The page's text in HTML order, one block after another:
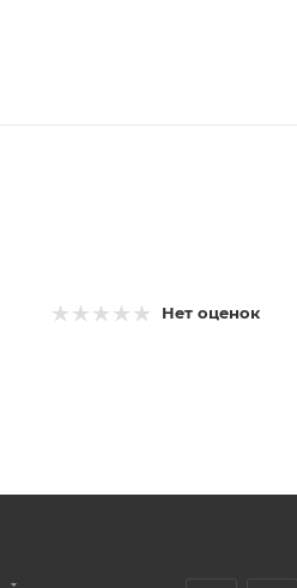
Нет оценок